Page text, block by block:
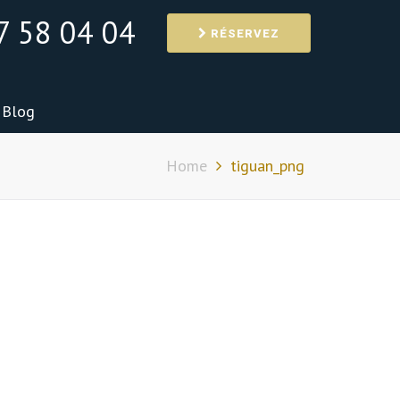
58 04 04 RÉSERVEZ
Blog
Home tiguan_png